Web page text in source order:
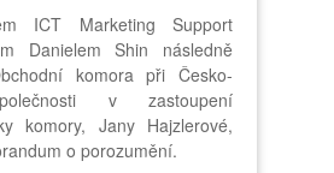
ICT Marketing Support
Danielem Shin následně
komora při Česko-
v zastoupení
komory, Jany Hajzlerové,
o porozumění.